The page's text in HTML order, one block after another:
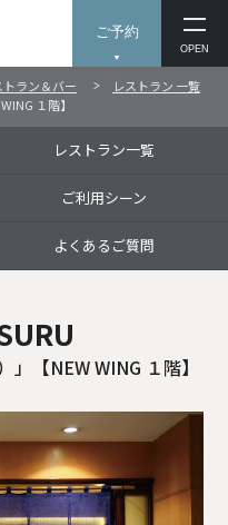
ご予約
OPEN
トラン＆バー
レストラン 一覧
１階】
レストラン一覧
ご利用シーン
よくあるご質問
【NEW WING １階】